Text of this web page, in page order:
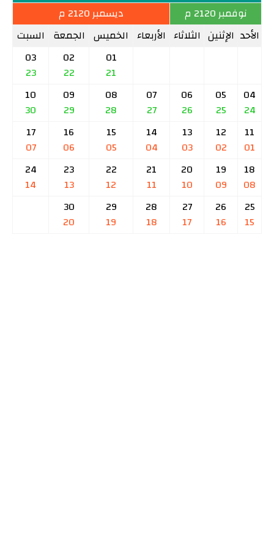
نوفمبر 2120 م
ديسمبر 2120 م
الأحد الإثنين الثلاثاء الأربعاء الخميس الجمعة السبت
01
21
02
22
03
23
04
24
05
25
06
26
07
27
08
28
09
29
10
30
11
01
12
02
13
03
14
04
15
05
16
06
17
07
18
08
19
09
20
10
21
11
22
12
23
13
24
14
25
15
26
16
27
17
28
18
29
19
30
20